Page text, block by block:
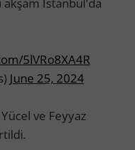
5lVRo8XA4R
June 25, 2024
ve Feyyaz